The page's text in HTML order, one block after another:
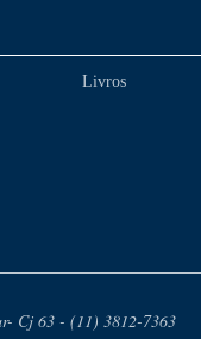
Livros
Cj 63 - (11) 3812-7363